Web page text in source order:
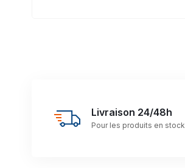
Livraison 24/48h
Pour les produits en stock